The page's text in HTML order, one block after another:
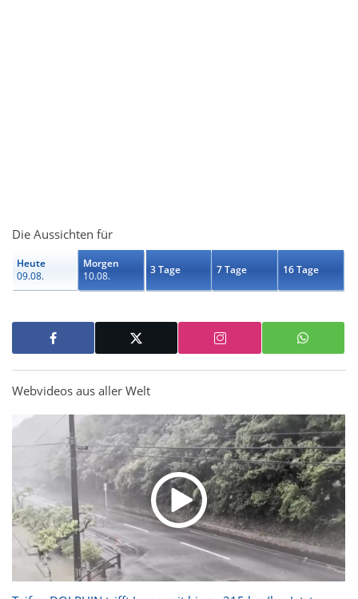
Die Aussichten für
Heute
09.08.
Morgen
10.08.
3 Tage 7 Tage 16 Tage
Webvideos aus aller Welt